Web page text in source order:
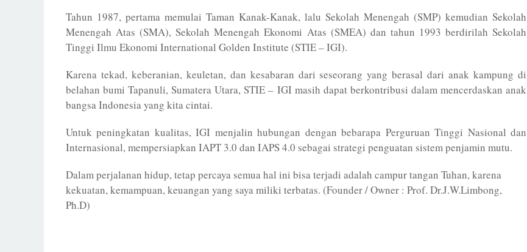
Tahun 1987, pertama memulai Taman Kanak-Kanak, lalu Sekolah Menengah (SMP) kemudian Sekolah
Menengah Atas (SMA), Sekolah Menengah Ekonomi Atas (SMEA) dan tahun 1993 berdirilah Sekolah
Tinggi Ilmu Ekonomi International Golden Institute (STIE – IGI).
Karena tekad, keberanian, keuletan, dan kesabaran dari seseorang yang berasal dari anak kampung di
belahan bumi Tapanuli, Sumatera Utara, STIE – IGI masih dapat berkontribusi dalam mencerdaskan anak
bangsa Indonesia yang kita cintai.
Untuk peningkatan kualitas, IGI menjalin hubungan dengan bebarapa Perguruan Tinggi Nasional dan
Internasional, mempersiapkan IAPT 3.0 dan IAPS 4.0 sebagai strategi penguatan sistem penjamin mutu.
Dalam perjalanan hidup, tetap percaya semua hal ini bisa terjadi adalah campur tangan Tuhan, karena
kekuatan, kemampuan, keuangan yang saya miliki terbatas. (Founder / Owner : Prof. Dr.J.W.Limbong,
Ph.D)